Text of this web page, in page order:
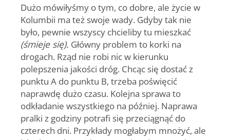
Dużo mówiłyśmy o tym, co dobre, ale życie w
Kolumbii ma też swoje wady. Gdyby tak nie
było, pewnie wszyscy chcieliby tu mieszkać
(śmieje się). Główny problem to korki na
drogach. Rząd nie robi nic w kierunku
polepszenia jakości dróg. Chcąc się dostać z
punktu A do punktu B, trzeba poświęcić
naprawdę dużo czasu. Kolejna sprawa to
odkładanie wszystkiego na później. Naprawa
pralki z godziny potrafi się przeciągnąć do
czterech dni. Przykłady mogłabym mnożyć, ale